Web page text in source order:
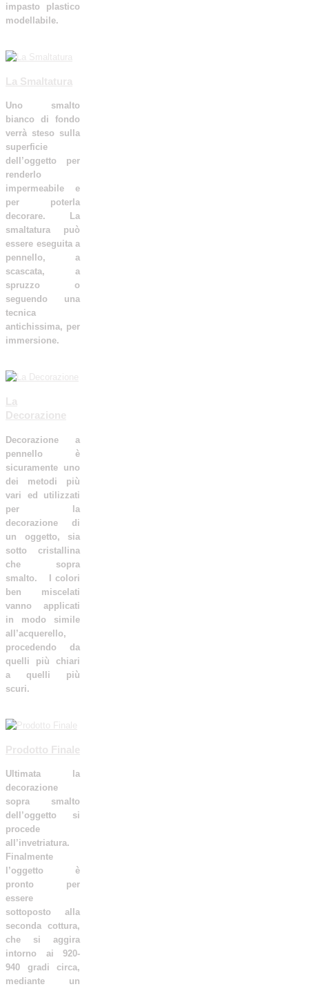
impasto plastico
modellabile.
La Smaltatura
Uno smalto
bianco di fondo
verrà steso sulla
superficie
dell’oggetto per
renderlo
impermeabile e
per poterla
decorare. La
smaltatura può
essere eseguita a
pennello, a
scascata, a
spruzzo o
seguendo una
tecnica
antichissima, per
immersione.
La
Decorazione
Decorazione a
pennello è
sicuramente uno
dei metodi più
vari ed utilizzati
per la
decorazione di
un oggetto, sia
sotto cristallina
che sopra
smalto. I colori
ben miscelati
vanno applicati
in modo simile
all’acquerello,
procedendo da
quelli più chiari
a quelli più
scuri.
Prodotto Finale
Ultimata la
decorazione
sopra smalto
dell’oggetto si
procede
all’invetriatura.
Finalmente
l’oggetto è
pronto per
essere
sottoposto alla
seconda cottura,
che si aggira
intorno ai 920-
940 gradi circa,
mediante un